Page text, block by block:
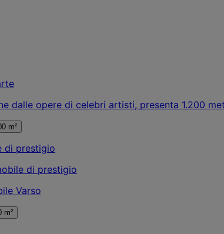
dalle opere di celebri artisti, presenta 1.200
m²
di prestigio
Varso
m²